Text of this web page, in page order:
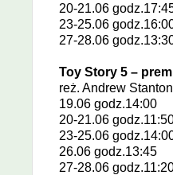
20-21.06
23-25.06
27-28.06
Toy Story 5 –
reż. Andrew
19.06 godz.14:00
20-21.06
23-25.06
26.06 godz.13:45
27-28.06